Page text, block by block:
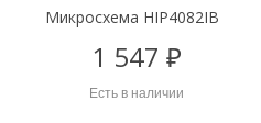
Микросхема HIP4082IB
1 547 ₽
Есть в наличии